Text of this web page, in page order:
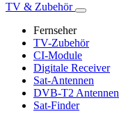
TV & Zubehör
Fernseher
TV-Zubehör
CI-Module
Digitale Receiver
Sat-Antennen
DVB-T2 Antennen
Sat-Finder